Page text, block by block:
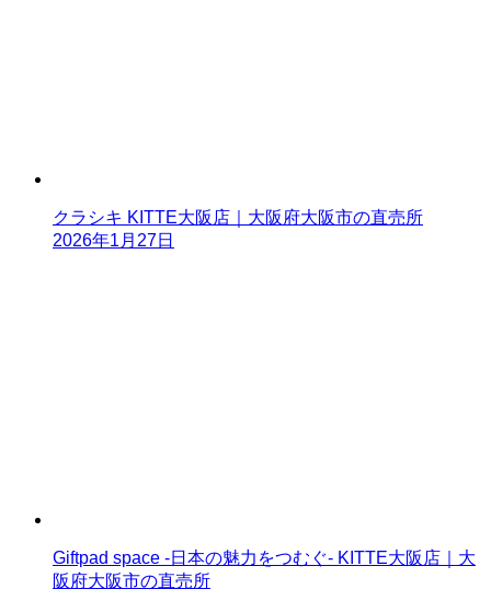
クラシキ KITTE大阪店｜大阪府大阪市の直売所
2026年1月27日
Giftpad space -日本の魅力をつむぐ- KITTE大阪店｜大
阪府大阪市の直売所